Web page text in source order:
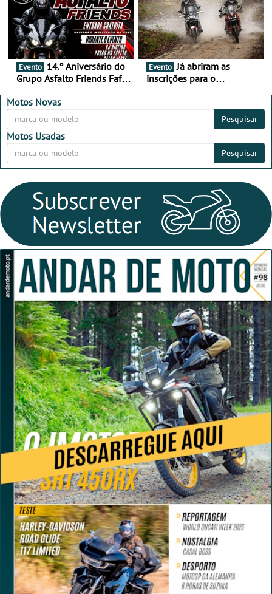
Evento
Grupo Asfalto Friends Fafe,
2026
Evento Já abriram as
inscrições para o
Motos Novas
Pesquisar
Motos Usadas
Pesquisar